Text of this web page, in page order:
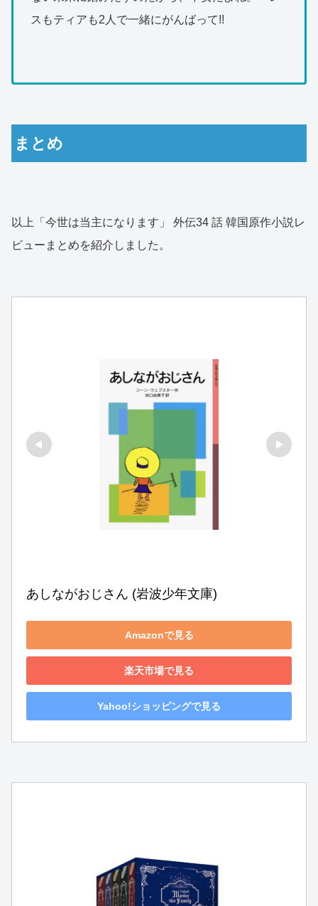
スもティアも2人で一緒にがんばって!!
まとめ
以上「今世は当主になります」 外伝34 話 韓国原作小説レ
ビューまとめを紹介しました。
あしながおじさん (岩波少年文庫)
Amazonで見る
楽天市場で見る
Yahoo!ショッピングで見る